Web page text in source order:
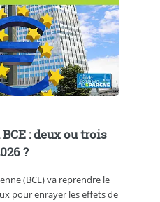
: deux ou trois
?
(BCE) va reprendre le
pour enrayer les effets de